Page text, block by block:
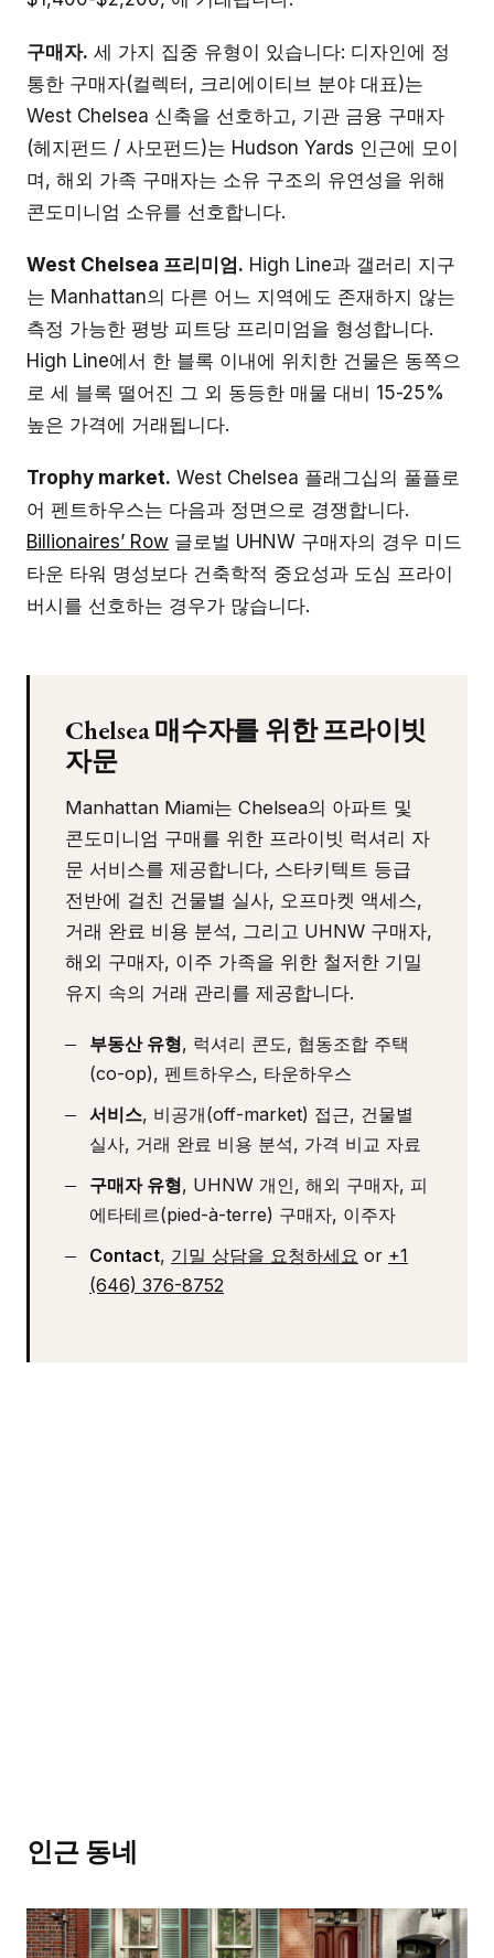
구매자. 세 가지 집중 유형이 있습니다: 디자인에 정
통한 구매자(컬렉터, 크리에이티브 분야 대표)는
West Chelsea 신축을 선호하고, 기관 금융 구매자
(헤지펀드 / 사모펀드)는 Hudson Yards 인근에 모이
며, 해외 가족 구매자는 소유 구조의 유연성을 위해
콘도미니엄 소유를 선호합니다.
West Chelsea 프리미엄. High Line과 갤러리 지구
는 Manhattan의 다른 어느 지역에도 존재하지 않는
측정 가능한 평방 피트당 프리미엄을 형성합니다.
High Line에서 한 블록 이내에 위치한 건물은 동쪽으
로 세 블록 떨어진 그 외 동등한 매물 대비 15-25%
높은 가격에 거래됩니다.
Trophy market. West Chelsea 플래그십의 풀플로
어 펜트하우스는 다음과 정면으로 경쟁합니다.
Billionaires’ Row 글로벌 UHNW 구매자의 경우 미드
타운 타워 명성보다 건축학적 중요성과 도심 프라이
버시를 선호하는 경우가 많습니다.
Chelsea 매수자를 위한 프라이빗
자문
Manhattan Miami는 Chelsea의 아파트 및
콘도미니엄 구매를 위한 프라이빗 럭셔리 자
문 서비스를 제공합니다, 스타키텍트 등급
전반에 걸친 건물별 실사, 오프마켓 액세스,
거래 완료 비용 분석, 그리고 UHNW 구매자,
해외 구매자, 이주 가족을 위한 철저한 기밀
유지 속의 거래 관리를 제공합니다.
부동산 유형, 럭셔리 콘도, 협동조합 주택
(co-op), 펜트하우스, 타운하우스
서비스, 비공개(off-market) 접근, 건물별
실사, 거래 완료 비용 분석, 가격 비교 자료
구매자 유형, UHNW 개인, 해외 구매자, 피
에타테르(pied-à-terre) 구매자, 이주자
Contact, 기밀 상담을 요청하세요 or +1
(646) 376-8752
인근 동네
→